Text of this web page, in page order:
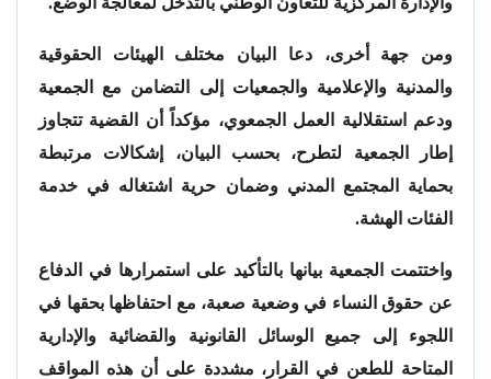
ومن جهة أخرى، دعا البيان مختلف الهيئات الحقوقية
والمدنية والإعلامية والجمعيات إلى التضامن مع الجمعية
ودعم استقلالية العمل الجمعوي، مؤكداً أن القضية تتجاوز
إطار الجمعية لتطرح، بحسب البيان، إشكالات مرتبطة
بحماية المجتمع المدني وضمان حرية اشتغاله في خدمة
الفئات الهشة.
واختتمت الجمعية بيانها بالتأكيد على استمرارها في الدفاع
عن حقوق النساء في وضعية صعبة، مع احتفاظها بحقها في
اللجوء إلى جميع الوسائل القانونية والقضائية والإدارية
المتاحة للطعن في القرار، مشددة على أن هذه المواقف